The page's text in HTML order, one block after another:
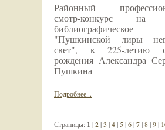
Районный
смотр-конкурс на
библиографическое
"Пушкинской лиры
свет", к 225-летию
рождения Александра
Пушкина
Подробнее...
Страницы: 1 |2|3 |4| 5|6|7|8|9|